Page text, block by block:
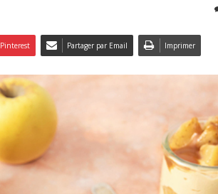
Pinterest Partager par Email Imprimer